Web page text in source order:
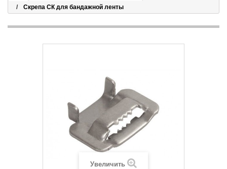
Скрепа СК для бандажной ленты
Увеличить